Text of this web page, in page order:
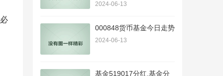
2024-06-13
000848货币基金今日走势
2024-06-13
基金519017分红.基金分